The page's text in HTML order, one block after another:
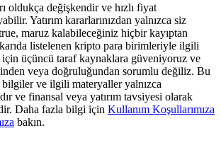
Users
to Win 500,000 USDT
oldukça değişkendir ve hızlı fiyat
Yatırım kararlarınızdan yalnızca siz
maruz kalabileceğiniz hiçbir kayıptan
listelenen kripto para birimleriyle ilgili
üçüncü taraf kaynaklara güveniyoruz ve
veya doğruluğundan sorumlu değiliz. Bu
ve ilgili materyaller yalnızca
ve finansal veya yatırım tavsiyesi olarak
Daha fazla bilgi için Kullanım Koşullarımıza
bakın.